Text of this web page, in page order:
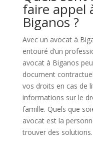
faire appel
Biganos ?
Avec un avocat à
entouré d’un
avocat à Biganos
document
vos droits en cas de
informations sur le
famille. Quels que
avocat est la
trouver des solutions.